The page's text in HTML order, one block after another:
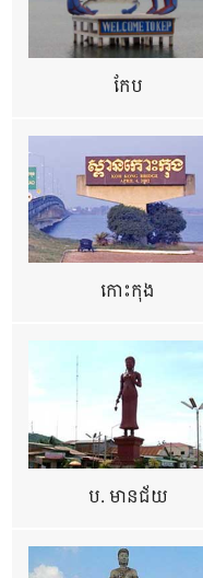
កែប
កោះកុង
ប. មានជ័យ